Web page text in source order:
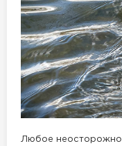
Любое